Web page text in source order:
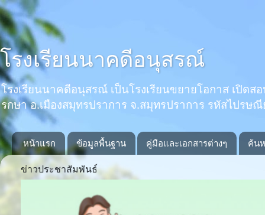
โรงเรียนนาคดีอนุสรณ์
โรงเรียนนาคดีอนุสรณ์ เป็นโรงเรียนขยายโอกาส เปิ
รกษา อ.เมืองสมุทรปราการ จ.สมุทรปราการ รหัสไปรษ
หน้าแรก ข้อมูลพื้นฐาน คู่มือและเอกสารต่างๆ ค้น
ข่าวประชาสัมพันธ์